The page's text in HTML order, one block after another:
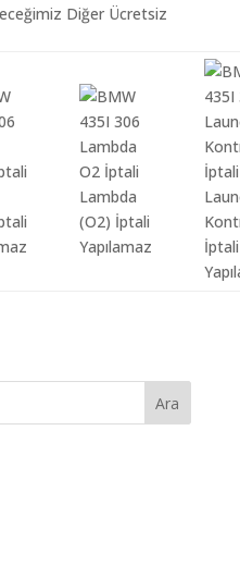
Diğer Ücretsiz
Lambda
(O2) İptali
Yapılamaz
İptali
Ara